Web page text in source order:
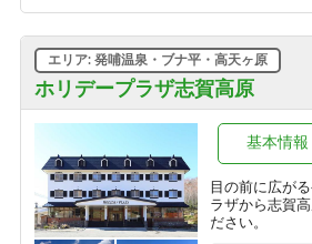
9,350円/人/
■【１泊朝食】
４時までチェ
プラン♪
1泊2食付き
8,800円/人/
■【１泊素泊り
とってもお得♪
ホリデープラザ志賀高原
エリア: 発哺温泉・ブナ平・高天ヶ原
目の前に広が
ラザから志賀
ださい。
基本情報